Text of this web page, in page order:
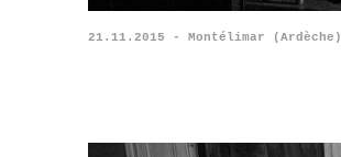
21.11.2015 - Montélimar (Ardèche)